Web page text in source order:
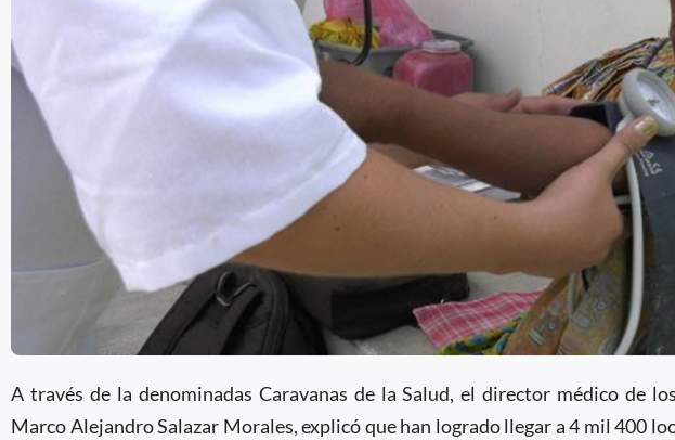
A través de la denominadas Caravanas de la Salud, el director médico de
Marco Alejandro Salazar Morales, explicó que han logrado llegar a 4 mil 400